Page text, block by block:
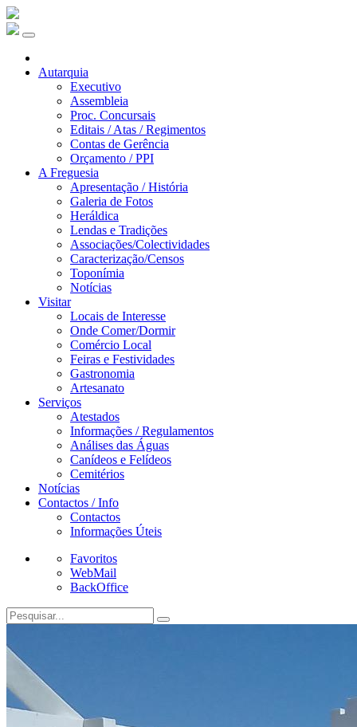
Autarquia
Executivo
Assembleia
Proc. Concursais
Editais / Atas / Regimentos
Contas de Gerência
Orçamento / PPI
A Freguesia
Apresentação / História
Galeria de Fotos
Heráldica
Lendas e Tradições
Associações/Colectividades
Caracterização/Censos
Toponímia
Notícias
Visitar
Locais de Interesse
Onde Comer/Dormir
Comércio Local
Feiras e Festividades
Gastronomia
Artesanato
Serviços
Atestados
Informações / Regulamentos
Análises das Águas
Canídeos e Felídeos
Cemitérios
Notícias
Contactos / Info
Contactos
Informações Úteis
Favoritos
WebMail
BackOffice